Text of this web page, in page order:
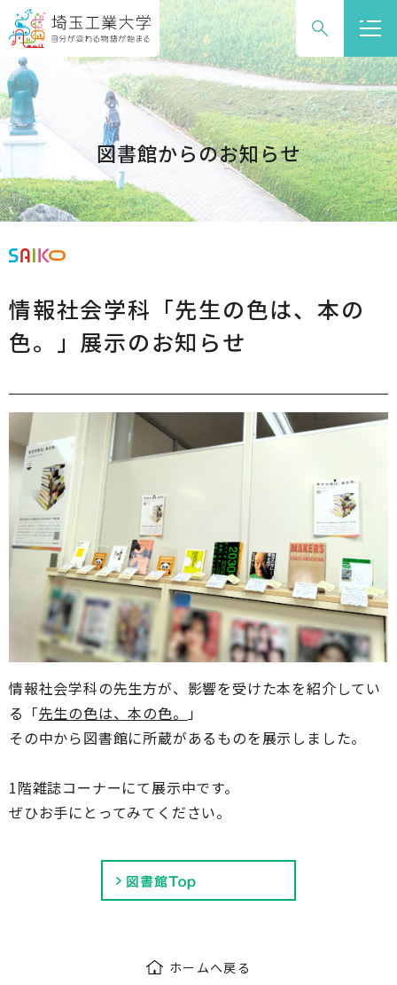
ロ
バ
ル
ナ
ゲ
ー
ョ
へ
文
ー
ル
ナ
ビ
ー
シ
ン
ッ
ー
へ
図書館からのお知らせ
情報社会学科「先生の色は、本の
色。」展示のお知らせ
情報社会学科の先生方が、影響を受けた本を紹介してい
る「先生の色は、本の色。
」
その中から図書館に所蔵があるものを展示しました。
1階雑誌コーナーにて展示中です。
ぜひお手にとってみてください。
ホームへ戻る